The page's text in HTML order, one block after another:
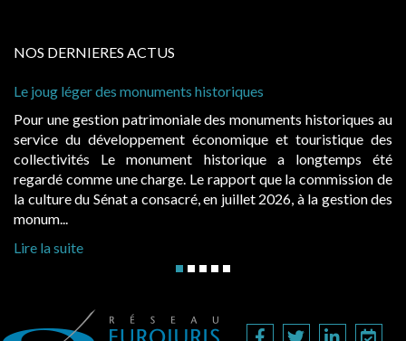
NOS DERNIERES ACTUS
historiques
des monuments historiques au
économique et touristique des
historique a longtemps été
Le rapport que la commission de
en juillet 2026, à la gestion des
Cabines de plage : le juge
Evocatrices des bains de
également un beau sujet
public, elles donnent lieu
d’occupation. Saisies par